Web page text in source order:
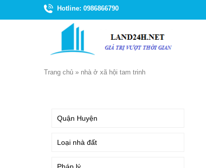
Hotline: 0986866790
Trang chủ » nhà ở xã hội tam trinh